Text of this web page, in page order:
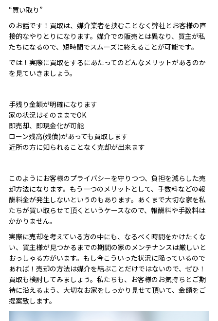
“買い取り ”
のお話です！買取は、媒介業者を挟むことなく弊社とお客様の直
接的なやりとりになります。媒介での販売とは異なり、買主が私
たちになるので、短時間でスムーズに終えることが可能です。
では！実際に買取をするにあたってのどんなメリットがあるのか
を見ていきましょう。
手残り金額が明確になります
家の状況はそのままでOK
即売却、即現金化が可能
ローン残高(残債)があっても買取します
近所の方に知られることなく売却が出来ます
このようにお客様のプライバシーを守りつつ、負担を減らした売
却方法になります。 もう一つのメリットとして、手数料などの報
酬料金が発生しないというのもあります。あくまで大切な家を私
たちが買い取らせて頂くというケースなので、報酬料や手数料は
かかりません。
実際に売却を考えている方の中にも、なるべく時間をかけたくな
い、買主様が見つかるまでの期間の家のメンテナンスは厳しいと
おっしゃる方がいます。もし今こういった状況に陥っているので
あれば！売却の方法は媒介を結ぶことだけではないので、ぜひ！
買取も検討してみましょう。私たちも、お客様のお気持ちとご期
待に沿えるよう、大切なお家をしっかり見せて頂いて、金額をご
提案致します。